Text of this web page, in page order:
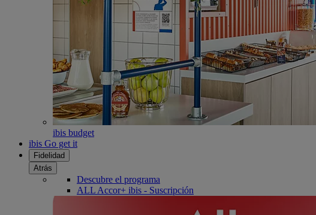
ibis budget
ibis Go get it
Fidelidad
Atrás
Descubre el programa
ALL Accor+ ibis - Suscripción